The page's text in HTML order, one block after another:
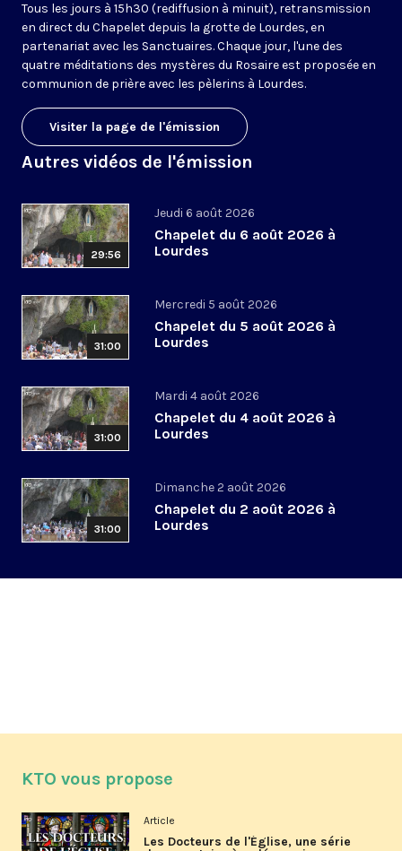
Tous les jours à 15h30 (rediffusion à minuit), retransmission
en direct du Chapelet depuis la grotte de Lourdes, en
partenariat avec les Sanctuaires. Chaque jour, l'une des
quatre méditations des mystères du Rosaire est proposée en
communion de prière avec les pèlerins à Lourdes.
Visiter la page de l'émission
Autres vidéos de l'émission
29:56
Jeudi 6 août 2026
Chapelet du 6 août 2026 à
Lourdes
31:00
Mercredi 5 août 2026
Chapelet du 5 août 2026 à
Lourdes
31:00
Mardi 4 août 2026
Chapelet du 4 août 2026 à
Lourdes
31:00
Dimanche 2 août 2026
Chapelet du 2 août 2026 à
Lourdes
KTO vous propose
Article
Les Docteurs de l'Église, une série